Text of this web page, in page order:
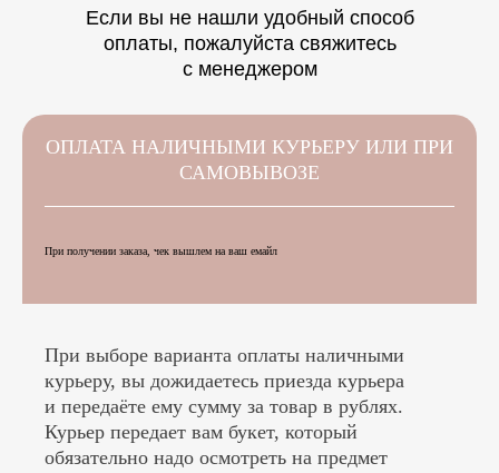
Если вы не нашли удобный способ
оплаты, пожалуйста свяжитесь
с менеджером
ОПЛАТА НАЛИЧНЫМИ КУРЬЕРУ ИЛИ ПРИ
САМОВЫВОЗЕ
При получении заказа, чек вышлем на ваш емайл
При выборе варианта оплаты наличными
курьеру, вы дожидаетесь приезда курьера
и передаёте ему сумму за товар в рублях.
Курьер передает вам букет, который
обязательно надо осмотреть на предмет